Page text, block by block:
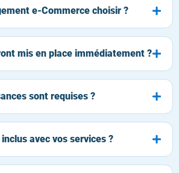
e-Commerce choisir ?
mis en place immédiatement ?
sont requises ?
avec vos services ?